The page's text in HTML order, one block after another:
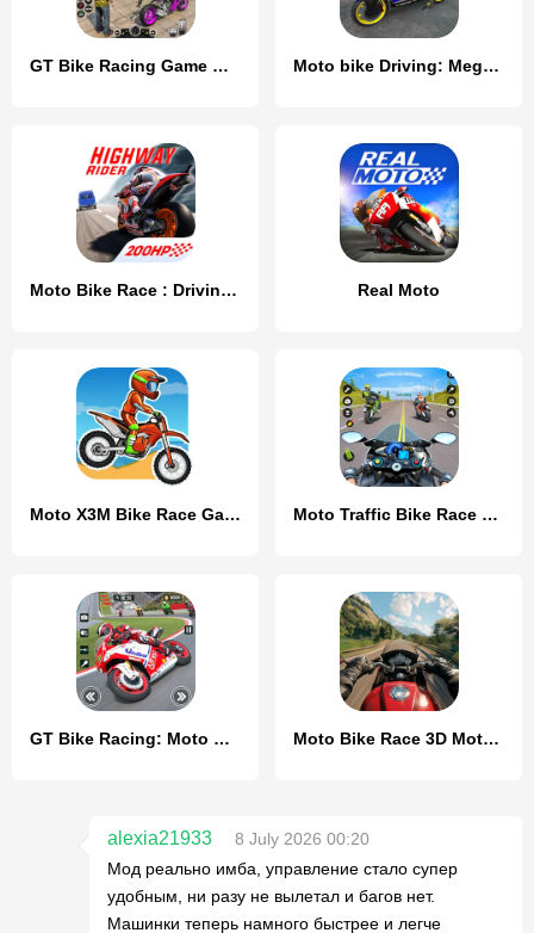
GT Bike Racing Game Moto Stunt Moto bike Driving: Mega Ramp
Moto Bike Race : Driving Car Real Moto
Moto X3M Bike Race Game Moto Traffic Bike Race Game 3d
GT Bike Racing: Moto Bike Game Moto Bike Race 3D Motorcycles
alexia21933
8 July 2026 00:20
Мод реально имба, управление стало супер
удобным, ни разу не вылетал и багов нет.
Машинки теперь намного быстрее и легче